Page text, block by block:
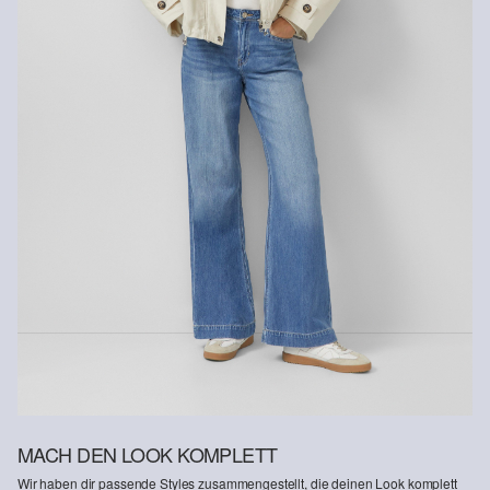
Rückerstattungsbetrag abgezogen.
Gastkunden können ihre Artikel innerhalb von 14 Tagen nach
Erhalt der Ware an uns zurückschicken. Fashion Card und VIP
Kunden haben nach Erhalt der Ware 30 Tage Zeit, um ihre Artikel
Weitere Informationen sind unserer „ Hilfe & FAQ
HIER online anmelden.
MACH DEN LOOK KOMPLETT
Wir haben dir passende Styles zusammengestellt, die deinen Look komplett